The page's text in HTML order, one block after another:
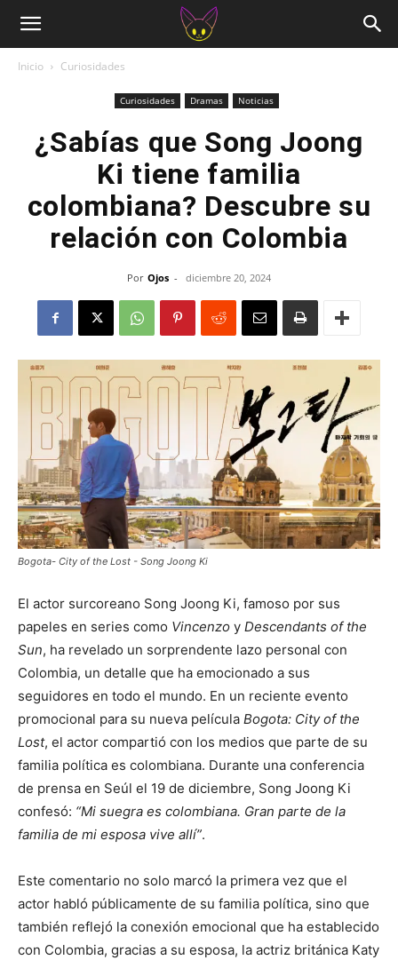
Inicio Curiosidades
Curiosidades Dramas Noticias
¿Sabías que Song Joong
Ki tiene familia
colombiana? Descubre su
relación con Colombia
Por Ojos - diciembre 20, 2024
Bogota- City of the Lost - Song Joong Ki
El actor surcoreano Song Joong Ki, famoso por sus
papeles en series como Vincenzo y Descendants of the
Sun, ha revelado un sorprendente lazo personal con
Colombia, un detalle que ha emocionado a sus
seguidores en todo el mundo. En un reciente evento
promocional para su nueva película Bogota: City of the
Lost, el actor compartió con los medios que parte de su
familia política es colombiana. Durante una conferencia
de prensa en Seúl el 19 de diciembre, Song Joong Ki
confesó: “Mi suegra es colombiana. Gran parte de la
familia de mi esposa vive allí”.
Este comentario no solo marcó la primera vez que el
actor habló públicamente de su familia política, sino que
también reflejó la conexión emocional que ha establecido
con Colombia, gracias a su esposa, la actriz británica Katy